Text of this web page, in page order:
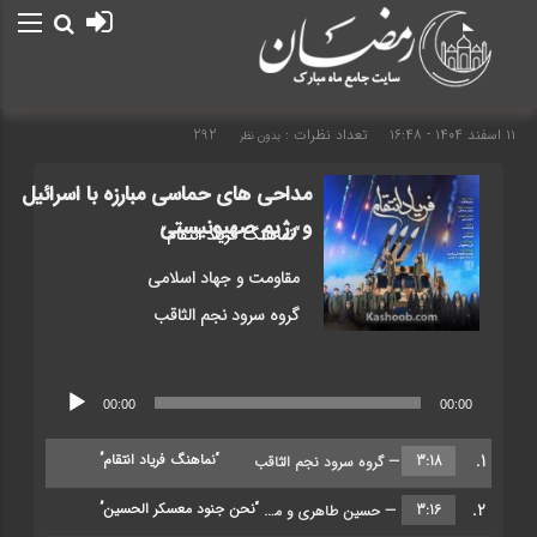
۱۱ اسفند ۱۴۰۴ - ۱۶:۴۸ تعداد نظرات : بدون نظر
مداحی های حماسی مبارزه با اسرائیل
و رژیم صهیونیستی
“نماهنگ فریاد انتقام”
مقاومت و جهاد اسلامی
گروه سرود نجم الثاقب
صوت
00:00 00:00
1. “نماهنگ فریاد انتقام” — گروه سرود نجم الثاقب 3:18
2. “نحن جنود معسکر الحسین” — حسین طاهری و محمدرضا طاهری 3:16